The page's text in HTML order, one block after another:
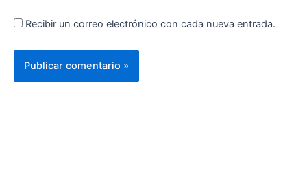
Recibir un correo electrónico con cada nueva entrada.